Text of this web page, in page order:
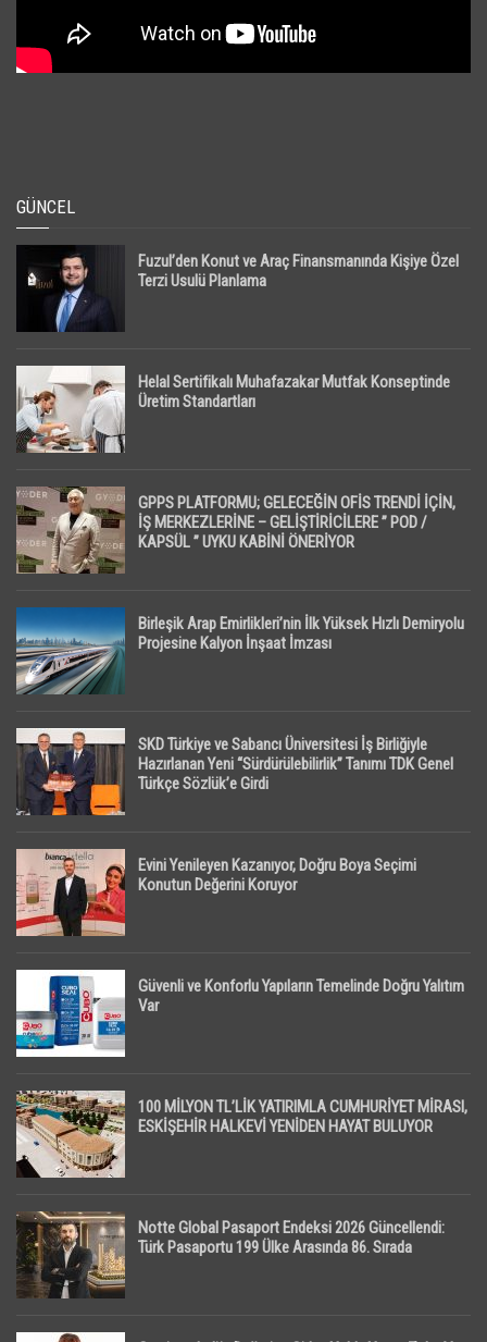
GÜNCEL
Fuzul’den Konut ve Araç Finansmanında Kişiye Özel
Terzi Usulü Planlama
Helal Sertifikalı Muhafazakar Mutfak Konseptinde
Üretim Standartları
GPPS PLATFORMU; GELECEĞİN OFİS TRENDİ İÇİN,
İŞ MERKEZLERİNE – GELİŞTİRİCİLERE ” POD /
KAPSÜL ” UYKU KABİNİ ÖNERİYOR
Birleşik Arap Emirlikleri’nin İlk Yüksek Hızlı Demiryolu
Projesine Kalyon İnşaat İmzası
SKD Türkiye ve Sabancı Üniversitesi İş Birliğiyle
Hazırlanan Yeni “Sürdürülebilirlik” Tanımı TDK Genel
Türkçe Sözlük’e Girdi
Evini Yenileyen Kazanıyor, Doğru Boya Seçimi
Konutun Değerini Koruyor
Güvenli ve Konforlu Yapıların Temelinde Doğru Yalıtım
Var
100 MİLYON TL’LİK YATIRIMLA CUMHURİYET MİRASI,
ESKİŞEHİR HALKEVİ YENİDEN HAYAT BULUYOR
Notte Global Pasaport Endeksi 2026 Güncellendi:
Türk Pasaportu 199 Ülke Arasında 86. Sırada